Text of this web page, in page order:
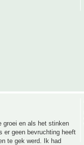
groei en als het stinken
er geen bevruchting heeft
te gek werd. Ik had